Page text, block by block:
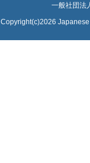
一般社団法
Copyright(c)2026